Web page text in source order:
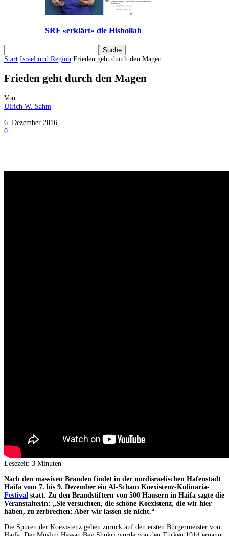
SRF «erklärt» die Hisbollah
Start Israel und Region Frieden geht durch den Magen
Frieden geht durch den Magen
Von
Ulrich W. Sahm
-
6. Dezember 2016
0
Lesezeit: 3 Minuten
Nach den massiven Bränden findet in der nordisraelischen Hafenstadt
Haifa vom 7. bis 9. Dezember ein Al-Scham Koexistenz-Kulinaria-
Festival statt. Zu den Brandstiftern von 500 Häusern in Haifa sagte die
Veranstalterin: „Sie versuchten, die schöne Koexistenz, die wir hier
haben, zu zerbrechen: Aber wir lassen sie nicht.“
Die Spuren der Koexistenz gehen zurück auf den ersten Bürgermeister von